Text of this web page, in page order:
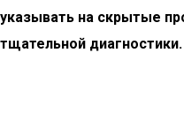
указывать на скрытые
тщательной диагностики.